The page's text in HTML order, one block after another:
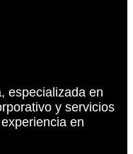
especializada en
y servicios
en